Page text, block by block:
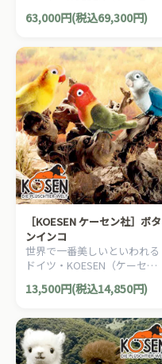
社）の動物のぬいぐるみ。愛
らしい表情の猫（ねこ/ネコ）
63,000円(税込69,300円)
［KOESEN ケーセン社］ボタ
ンインコ
世界で一番美しいといわれる
ドイツ・KOESEN（ケーセン
社）の動物のぬいぐるみ。愛
らしい表情のインコのぬいぐ
13,500円(税込14,850円)